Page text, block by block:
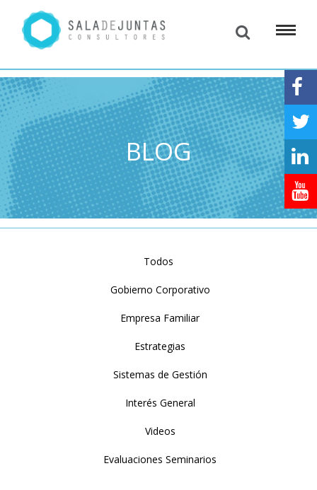
BLOG
Todos
Gobierno Corporativo
Empresa Familiar
Estrategias
Sistemas de Gestión
Interés General
Videos
Evaluaciones Seminarios